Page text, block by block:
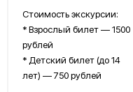
Стоимость экскурсии:
* Взрослый билет — 1500
рублей
* Детский билет (до 14
лет) — 750 рублей